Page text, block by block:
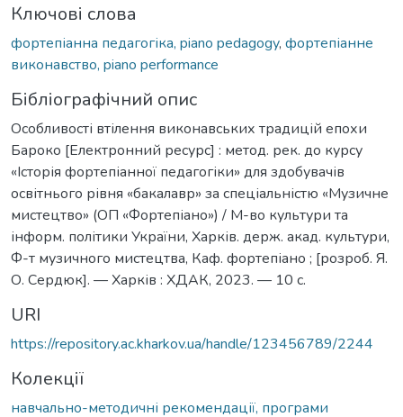
Ключові слова
фортепіанна педагогіка, piano pedagogy, фортепіанне
виконавство, piano performance
Бібліографічний опис
Особливості втілення виконавських традицій епохи
Бароко [Електронний ресурс] : метод. рек. до курсу
«Історія фортепіанної педагогіки» для здобувачів
освітнього рівня «бакалавр» за спеціальністю «Музичне
мистецтво» (ОП «Фортепіано») / М-во культури та
інформ. політики України, Харків. держ. акад. культури,
Ф-т музичного мистецтва, Каф. фортепіано ; [розроб. Я.
О. Сердюк]. — Харків : ХДАК, 2023. — 10 с.
URI
https://repository.ac.kharkov.ua/handle/123456789/2244
Колекції
навчально-методичні рекомендації, програми